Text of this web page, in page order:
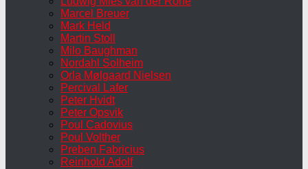
Marcel Breuer
Mark Held
Martin Stoll
Milo Baughman
Nordahl Solheim
Orla Mølgaard Nielsen
Percival Lafer
Peter Hvidt
Peter Opsvik
Poul Cadovius
Poul Volther
Preben Fabricius
Reinhold Adolf